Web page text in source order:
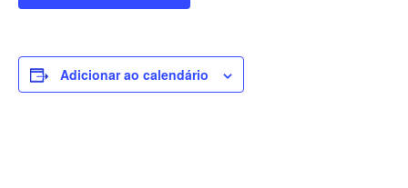
Adicionar ao calendário